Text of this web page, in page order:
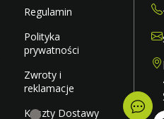
Regulamin
Polityka
prywatności
Zwroty i
reklamacje
Koszty Dostawy